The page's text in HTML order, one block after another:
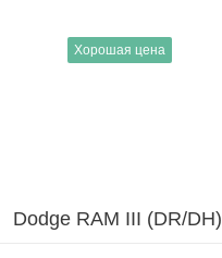
Хорошая цена
Dodge RAM III (DR/DH)